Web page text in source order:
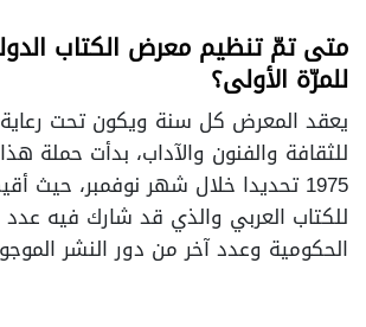
متى تمّ تنظيم معرض الكتاب
للمرّة الأولى؟
يعقد المعرض كل سنة ويكون تحت
للثقافة والفنون والآداب، بدأت حملة
1975 تحديدا خلال شهر نوفمبر، حيث
للكتاب العربي والذي قد شارك فيه
الحكومية وعدد آخر من دور النشر